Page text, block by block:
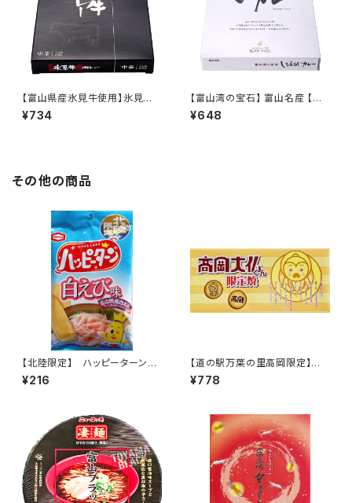
【富山県産氷見牛使用】氷見牛
カレー 中辛 〔常温〕
¥734
【富山湾の宝石】 富山名産 【富
山湾産】 しろえびカレー 〔常温〕
¥648
その他の商品
【北陸限定】 ハッピーターン
白えび味 34g
¥216
【道の駅万葉の里高岡限定】
高岡大仏くん限定焼
¥778